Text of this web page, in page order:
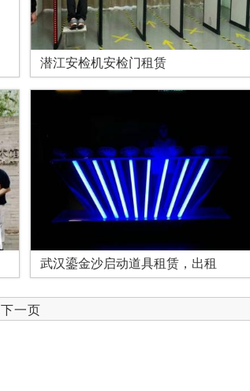
潜江安检机安检门租赁
武汉鎏金沙启动道具租赁，出租
下一页